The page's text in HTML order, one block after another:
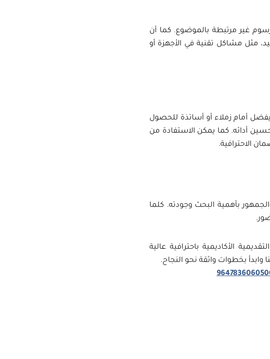
غير مرتبطة بالموضوع. كما أن
مثل مشاكل تقنية في الأجهزة أو
أمام زملاء أو أساتذة للحصول
أدائه. كما يمكن الاستفادة من
الاحترافية.
بأهمية البحث وجودته. كلما
الأكاديمية باحترافية عالية
بخطوات واثقة نحو النجاح.